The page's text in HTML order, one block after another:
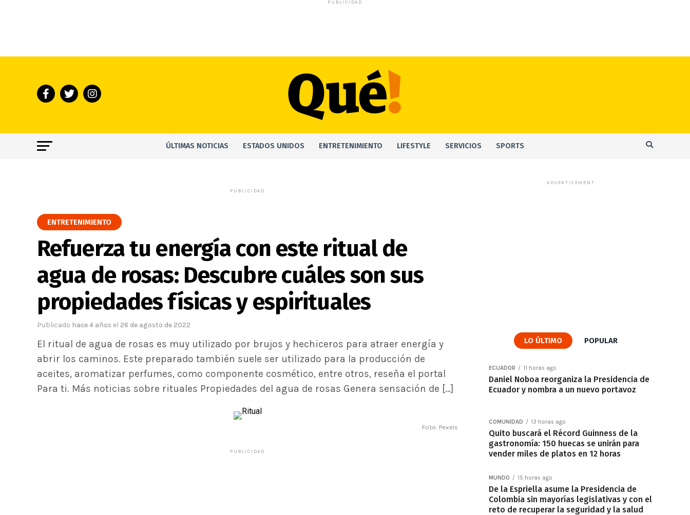
PUBLICIDAD
ÚLTIMAS NOTICIAS ESTADOS UNIDOS ENTRETENIMIENTO LIFESTYLE SERVICIOS SPORTS
PUBLICIDAD
ENTRETENIMIENTO
Refuerza tu energía con este ritual de
agua de rosas: Descubre cuáles son sus
propiedades físicas y espirituales
Publicado hace 4 años el 26 de agosto de 2022
El ritual de agua de rosas es muy utilizado por brujos y hechiceros para atraer energía y
abrir los caminos. Este preparado también suele ser utilizado para la producción de
aceites, aromatizar perfumes, como componente cosmético, entre otros, reseña el portal
Para ti. Más noticias sobre rituales Propiedades del agua de rosas Genera sensación de […]
Foto: Pexels
PUBLICIDAD
ADVERTISEMENT
LO ÚLTIMO POPULAR
ECUADOR 11 horas ago
Daniel Noboa reorganiza la Presidencia de
Ecuador y nombra a un nuevo portavoz
COMUNIDAD 13 horas ago
Quito buscará el Récord Guinness de la
gastronomía: 150 huecas se unirán para
vender miles de platos en 12 horas
MUNDO 15 horas ago
De la Espriella asume la Presidencia de
Colombia sin mayorías legislativas y con el
reto de recuperar la seguridad y la salud